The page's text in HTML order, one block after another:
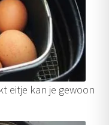
eitje kan je gewoon